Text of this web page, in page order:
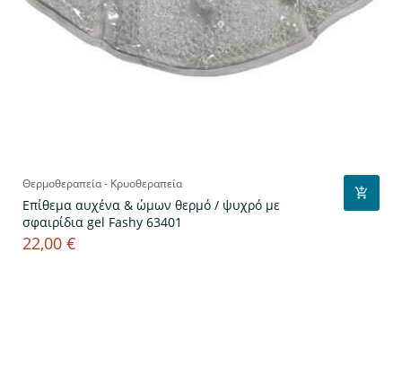
Θερμοθεραπεία - Κρυοθεραπεία
Επίθεμα αυχένα & ώμων θερμό / ψυχρό με
σφαιρίδια gel Fashy 63401
Τιμή
22,00 €